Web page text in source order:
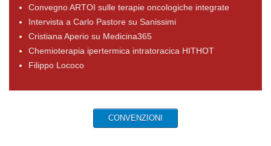
Convegno ARTOI sulle terapie oncologiche integrate
Intervista a Carlo Pastore su Sanissimi
Cristiana Aperio su Medicina365
Chemioterapia ipertermica intratoracica HITHOT
Filippo Lococo
CONVENZIONI